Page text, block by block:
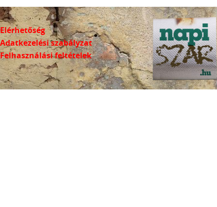
Elérhetőség
Adatkezelési szabályzat
Felhasználási feltételek